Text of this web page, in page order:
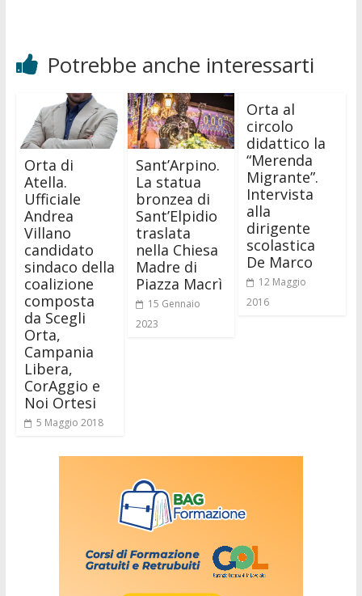
Potrebbe anche interessarti
Orta di
Atella.
Ufficiale
Andrea
Villano
candidato
sindaco della
coalizione
composta
da Scegli
Orta,
Campania
Libera,
CorAggio e
Noi Ortesi
5 Maggio 2018
Sant’Arpino.
La statua
bronzea di
Sant’Elpidio
traslata
nella Chiesa
Madre di
Piazza Macrì
15 Gennaio
2023
Orta al
circolo
didattico la
“Merenda
Migrante”.
Intervista
alla
dirigente
scolastica
De Marco
12 Maggio
2016